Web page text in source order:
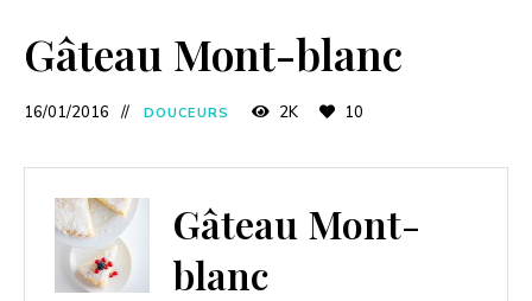
Gâteau Mont-blanc
16/01/2016 DOUCEURS 2K 10
Gâteau Mont-
blanc